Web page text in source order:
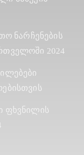
ნარჩენების
2024
ფხვნილის